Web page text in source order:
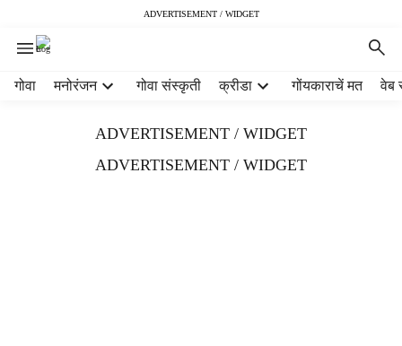
ADVERTISEMENT / WIDGET
गोवा मनोरंजन गोवा संस्कृती क्रीडा गोंयकाराचें मत वेब
ADVERTISEMENT / WIDGET
ADVERTISEMENT / WIDGET